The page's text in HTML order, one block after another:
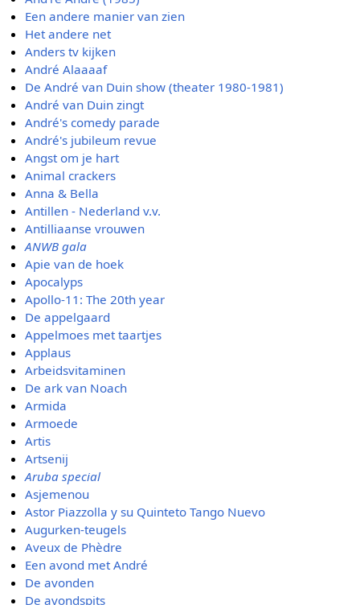
Een andere manier van zien
Het andere net
Anders tv kijken
André Alaaaaf
De André van Duin show (theater 1980-1981)
André van Duin zingt
André's comedy parade
André's jubileum revue
Angst om je hart
Animal crackers
Anna & Bella
Antillen - Nederland v.v.
Antilliaanse vrouwen
ANWB gala
Apie van de hoek
Apocalyps
Apollo-11: The 20th year
De appelgaard
Appelmoes met taartjes
Applaus
Arbeidsvitaminen
De ark van Noach
Armida
Armoede
Artis
Artsenij
Aruba special
Asjemenou
Astor Piazzolla y su Quinteto Tango Nuevo
Augurken-teugels
Aveux de Phèdre
Een avond met André
De avonden
De avondspits